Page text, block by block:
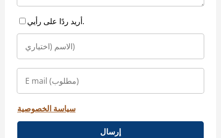
أريد ردًا على رأيي.
سياسة الخصوصية
إرسال